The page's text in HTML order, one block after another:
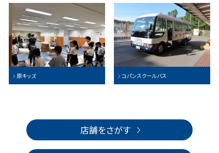
原キッズ コパンスクールバス
店舗をさがす